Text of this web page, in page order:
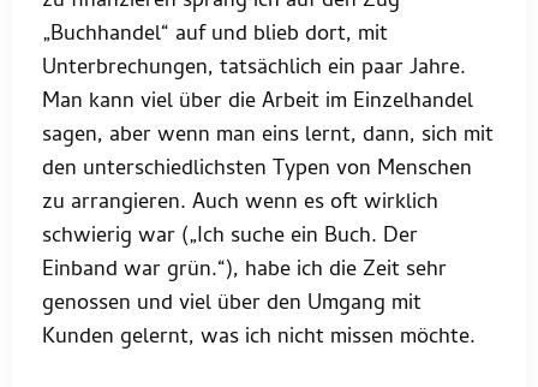
„Buchhandel“ auf und blieb dort, mit
Unterbrechungen, tatsächlich ein paar Jahre.
Man kann viel über die Arbeit im Einzelhandel
sagen, aber wenn man eins lernt, dann, sich mit
den unterschiedlichsten Typen von Menschen
zu arrangieren. Auch wenn es oft wirklich
schwierig war („Ich suche ein Buch. Der
Einband war grün.“), habe ich die Zeit sehr
genossen und viel über den Umgang mit
Kunden gelernt, was ich nicht missen möchte.